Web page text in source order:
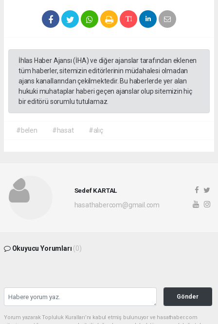
İhlas Haber Ajansı (İHA) ve diğer ajanslar tarafından eklenen
tüm haberler, sitemizin editörlerinin müdahalesi olmadan
ajans kanallarından çekilmektedir. Bu haberlerde yer alan
hukuki muhataplar haberi geçen ajanslar olup sitemizin hiç
bir editörü sorumlu tutulamaz.
#belen #hasat #alıç
Sedef KARTAL
hasathabercom@gmail.com
Okuyucu Yorumları (0)
Gönder
Yorum yazarak Topluluk Kuralları’nı kabul etmiş bulunuyor ve hasathaber.com